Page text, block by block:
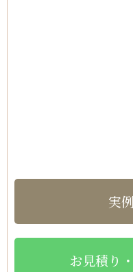
実
お見積り